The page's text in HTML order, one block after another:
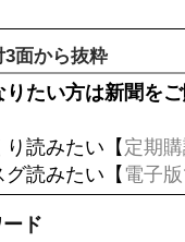
3面から抜粋
たい方は新聞を
読みたい【定期
グ読みたい【 電子
ド